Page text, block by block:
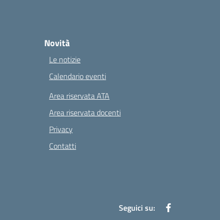
Novità
Le notizie
Calendario eventi
Area riservata ATA
Area riservata docenti
Privacy
Contatti
Seguici su: